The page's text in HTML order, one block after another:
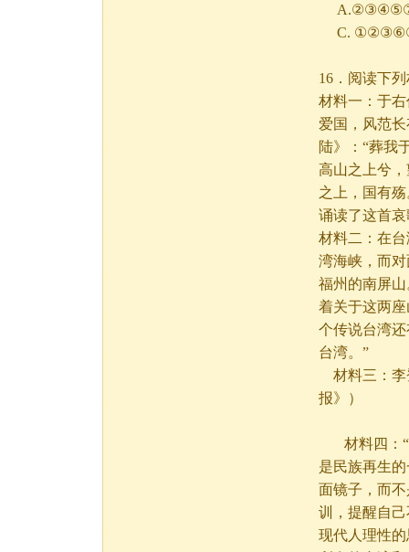
C.
16．阅读下
材料一：于
爱国，风范
陆》：“葬我
高山之上兮
之上，国有
诵读了这首
材料二：在
湾海峡，而
福州的南屏
着关于这两
个传说台湾
台湾。”
材料三：李
报》）
材料四：“
是民族再生
面镜子，而
训，提醒自
现代人理性